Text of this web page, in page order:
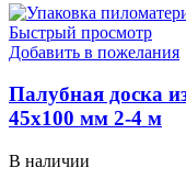
Быстрый просмотр
Добавить в пожелания
Палубная доска
45х100 мм 2-4 м
В наличии